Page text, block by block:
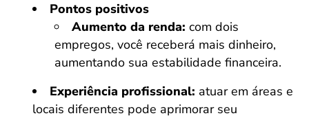
Pontos positivos
Aumento da renda: com dois
empregos, você receberá mais dinheiro,
aumentando sua estabilidade financeira.
Experiência profissional: atuar em áreas e
locais diferentes pode aprimorar seu